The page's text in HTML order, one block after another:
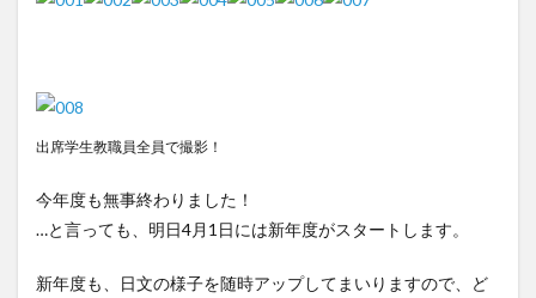
出席学生教職員全員で撮影！
今年度も無事終わりました！
…と言っても、明日4月1日には新年度がスタートします。
新年度も、日文の様子を随時アップしてまいりますので、ど